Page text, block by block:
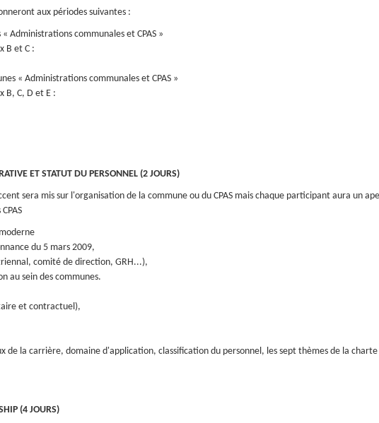
aux périodes suivantes :
Administrations communales et CPAS »
B et C :
« Administrations communales et CPAS »
B, C, D et E :
ET STATUT DU PERSONNEL (2 JOURS)
sera mis sur l'organisation de la commune ou du CPAS mais chaque participant aura un
du 5 mars 2009,
comité de direction, GRH...),
au sein des communes.
et contractuel),
de la carrière, domaine d'application, classification du personnel, les sept thèmes de la charte
(4 JOURS)